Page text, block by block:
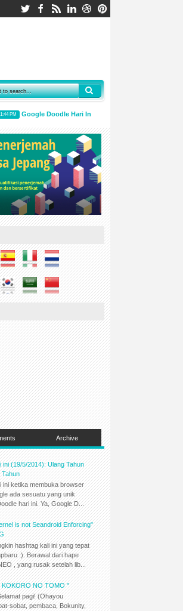
PM Google Doodle Hari Ini Mengingatkan Untuk
Archive
ini (19/5/2014): Ulang Tahun
Tahun
ini ketika membuka browser
ada sesuatu yang unik
hari ini. Ya, Google D...
is not Seandroid Enforcing"
hashtag kali ini yang tepat
:). Berawal dari hape
, yang rusak setelah lib...
KOKORO NO TOMO "
pagi! (Ohayou
sobat, pembaca, Bokunity,